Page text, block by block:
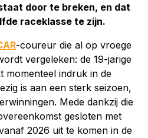
door te breken, en dat
raceklasse te zijn.
-coureur die al op vroege
vergeleken: de 19-jarige
momenteel indruk in de
is aan een sterk seizoen,
Mede dankzij die
gesloten met
2026 uit te komen in de